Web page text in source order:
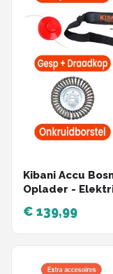
Kibani Accu
Oplader -
Onkruidborstel
Draadkop -
€ 139,99